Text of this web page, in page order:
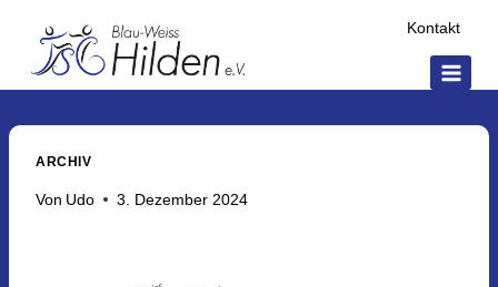
Kontakt
ARCHIV
Von Udo 3. Dezember 2024